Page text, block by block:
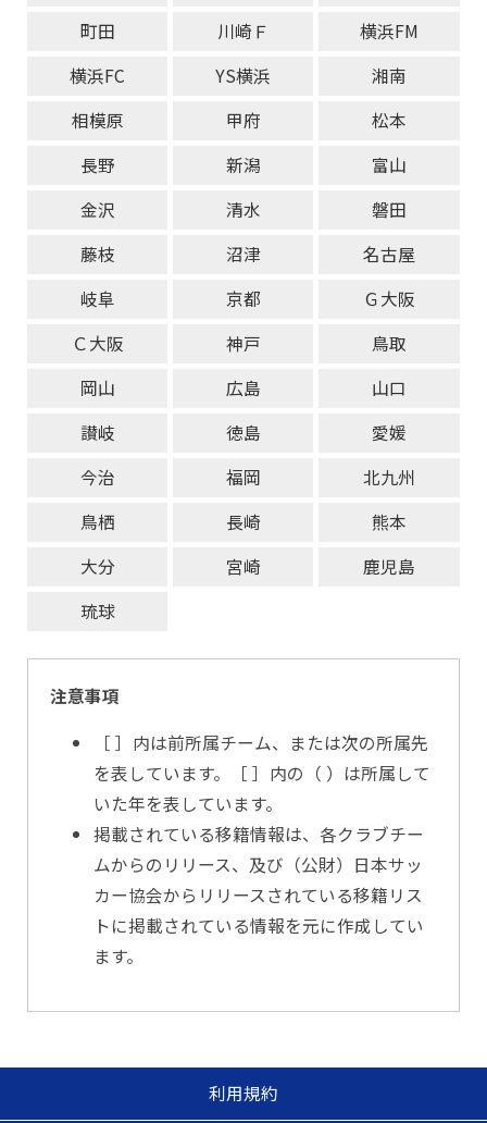
町田
川崎Ｆ
横浜FM
横浜FC
YS横浜
湘南
相模原
甲府
松本
長野
新潟
富山
金沢
清水
磐田
藤枝
沼津
名古屋
岐阜
京都
Ｇ大阪
Ｃ大阪
神戸
鳥取
岡山
広島
山口
讃岐
徳島
愛媛
今治
福岡
北九州
鳥栖
長崎
熊本
大分
宮崎
鹿児島
琉球
注意事項
［ ］内は前所属チーム、または次の所属先
を表しています。［ ］内の（ ）は所属して
いた年を表しています。
掲載されている移籍情報は、各クラブチー
ムからのリリース、及び（公財）日本サッ
カー協会からリリースされている移籍リス
トに掲載されている情報を元に作成してい
ます。
利用規約